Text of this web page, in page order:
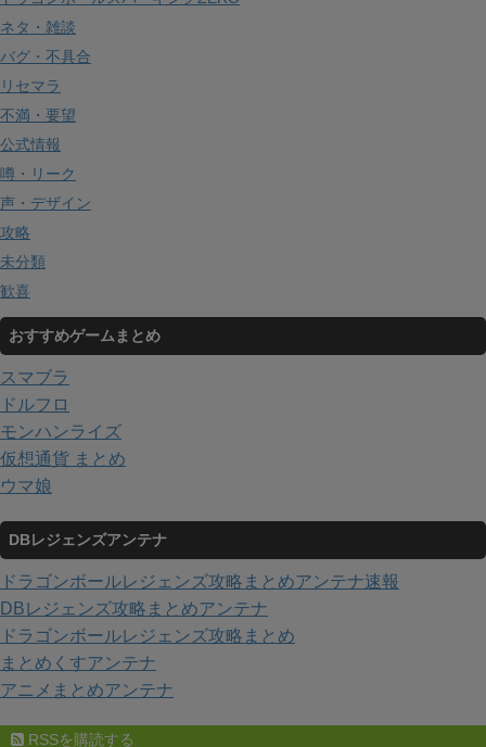
ネタ・雑談
バグ・不具合
リセマラ
不満・要望
公式情報
噂・リーク
声・デザイン
攻略
未分類
歓喜
おすすめゲームまとめ
スマブラ
ドルフロ
モンハンライズ
仮想通貨 まとめ
ウマ娘
DBレジェンズアンテナ
ドラゴンボールレジェンズ攻略まとめアンテナ速報
DBレジェンズ攻略まとめアンテナ
ドラゴンボールレジェンズ攻略まとめ
まとめくすアンテナ
アニメまとめアンテナ
RSSを購読する